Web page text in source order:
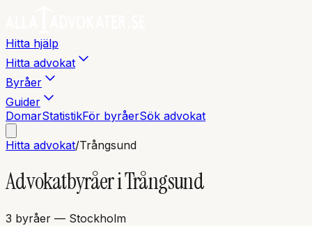
Hitta hjälp
Hitta advokat
Byråer
Guider
DomarStatistikFör byråerSök advokat
Hitta advokat/Trångsund
Advokatbyråer iTrångsund
3 byråer — Stockholm